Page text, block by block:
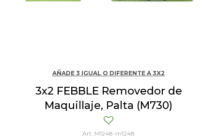
AÑADE 3 IGUAL O DIFERENTE A 3X2
3x2 FEBBLE Removedor de
Maquillaje, Palta (M730)
M1248-m1248